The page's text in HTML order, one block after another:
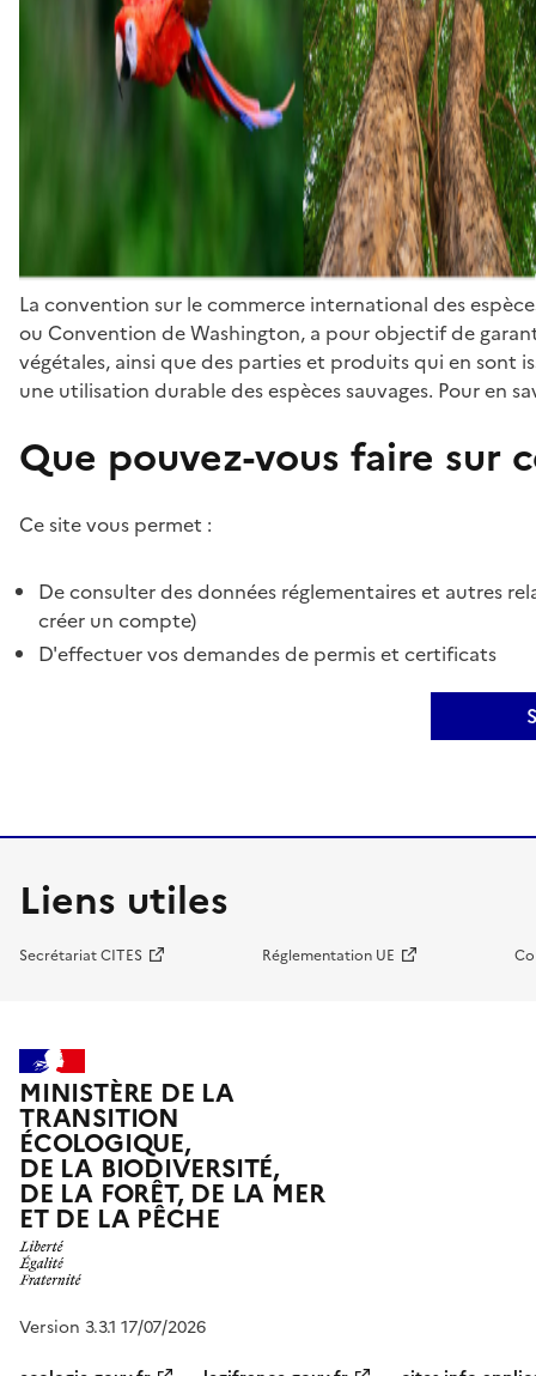
La convention sur le commerce international des
ou Convention de Washington, a pour objectif de
végétales, ainsi que des parties et produits qui en sont
une utilisation durable des espèces sauvages. Pour en
Que pouvez-vous faire sur
Ce site vous permet :
De consulter des données réglementaires et autres
créer un compte)
D'effectuer vos demandes de permis et certificats
Liens utiles
Secrétariat CITES Réglementation UE
MINISTÈRE DE LA
TRANSITION
ÉCOLOGIQUE,
DE LA BIODIVERSITÉ,
DE LA FORÊT, DE LA MER
ET DE LA PÊCHE
Version 3.3.1 17/07/2026